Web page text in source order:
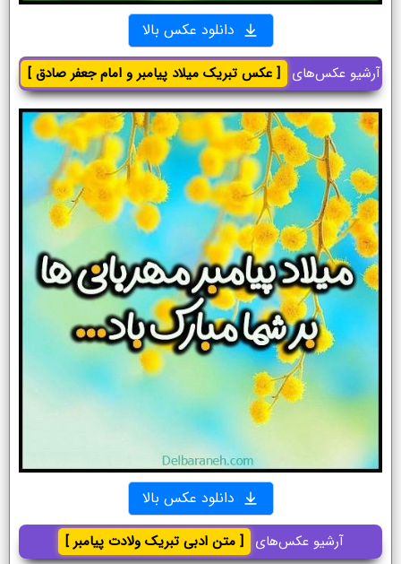
دانلود عکس بالا
آرشیو عکس‌های [ عکس تبریک میلاد پیامبر و امام جعفر صادق ]
دانلود عکس بالا
آرشیو عکس‌های [ متن ادبی تبریک ولادت پیامبر ]